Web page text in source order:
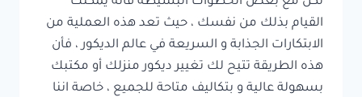
القيام بذلك من نفسك ، حيث تعد هذه العملية من
الابتكارات الجذابة و السريعة في عالم الديكور ، فأن
هذه الطريقة تتيح لك تغيير ديكور منزلك أو مكتبك
بسهولة عالية و بتكاليف متاحة للجميع ، خاصة اننا